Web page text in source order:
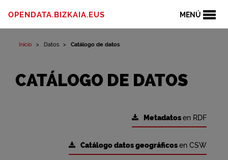
MENÚ
OPENDATA.BIZKAIA.EUS
Inicio Datos Catálogo de datos
CATÁLOGO DE DATOS
Metadatosen RDF
Catálogo datos geográficosen CSW